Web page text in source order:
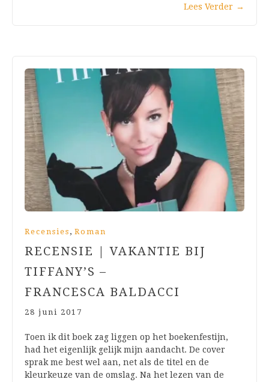
Lees Verder →
Recensies , Roman
RECENSIE | VAKANTIE BIJ
TIFFANY’S –
FRANCESCA BALDACCI
28 juni 2017
Toen ik dit boek zag liggen op het boekenfestijn,
had het eigenlijk gelijk mijn aandacht. De cover
sprak me best wel aan, net als de titel en de
kleurkeuze van de omslag. Na het lezen van de